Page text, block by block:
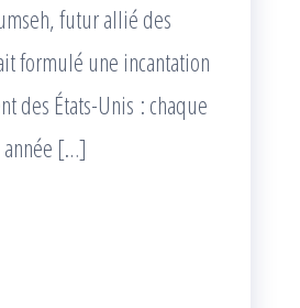
futur allié des
formulé une incantation
des États-Unis : chaque
[…]